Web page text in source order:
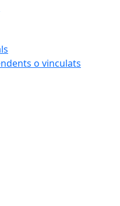
o vinculats